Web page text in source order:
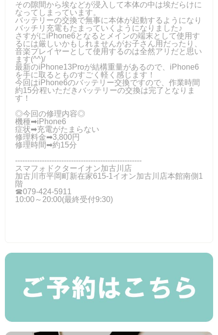
その隙間から埃などが浸入して本体の中は埃だらけに
なってしまっています。
バッテリーの交換で無事に本体が起動するようになり
バッチリ充電もたまっていくようになりました♪
さすがにiPhone6となるとメインの端末として使用す
るには厳しいかもしれませんがお子さん用だったり、
音楽プレイヤーとして使用するのは全然アリだと思い
ます(^^)/
最新のiPhone13Proが結構重量があるので、iPhone6
を手に取るとものすごく軽く感じます！
今回はiPhone6のバッテリー交換ですので、作業時間
約15分程いただきバッテリーの交換は完了となりま
す！
◎今回の修理内容◎
機種➡iPhone6
症状➡充電がたまらない
修理料金➡3,800円
修理時間➡約15分
----------------------------------------------------
スマフォドクターイオン加古川店
加古川市平岡町新在家615-1イオン加古川店本館南側1
階
☎079-424-5911
10:00～20:00(最終受付9:30)